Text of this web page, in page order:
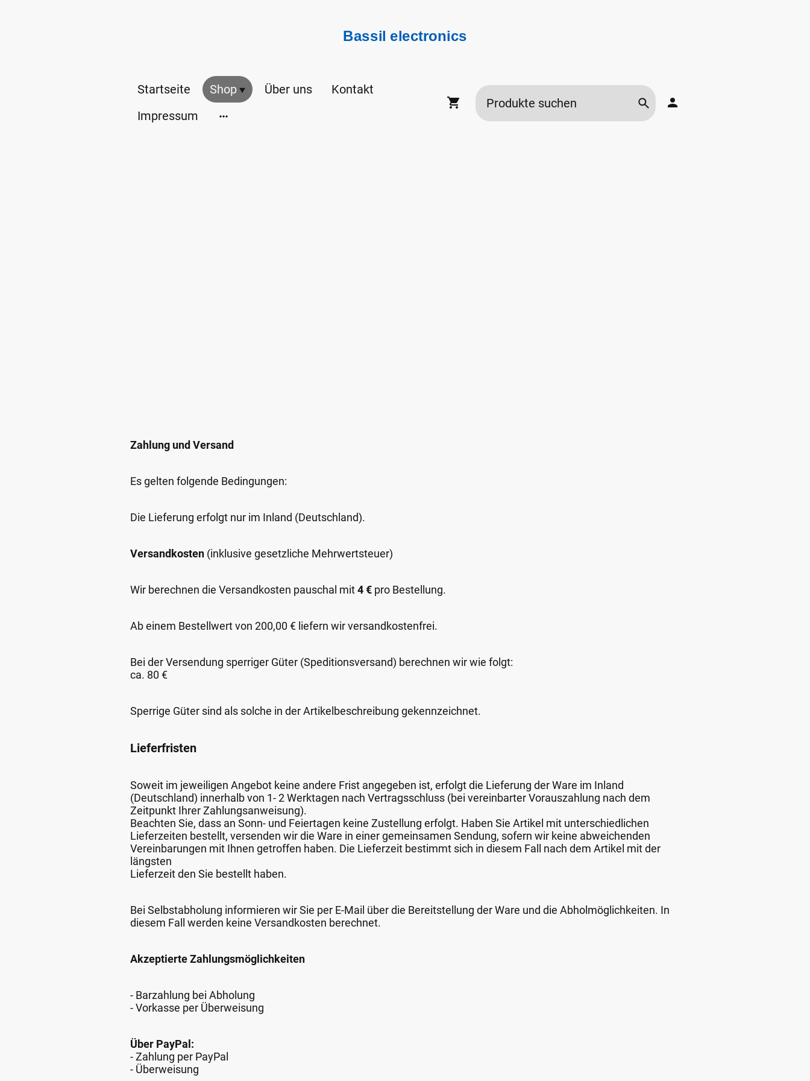
Bassil electronics
Startseite Shop Über uns
Kontakt
Impressum
Zahlung und Versand
Es gelten folgende Bedingungen:
Die Lieferung erfolgt nur im Inland (Deutschland).
Versandkosten (inklusive gesetzliche Mehrwertsteuer)
Wir berechnen die Versandkosten pauschal mit4 € pro Bestellung.
Ab einem Bestellwert von 200,00 € liefern wir versandkostenfrei.
Bei der Versendung sperriger Güter (Speditionsversand) berechnen wir wie folgt:
ca. 80 €
Sperrige Güter sind als solche in der Artikelbeschreibung gekennzeichnet.
Lieferfristen
Soweit im jeweiligen Angebot keine andere Frist angegeben ist, erfolgt die Lieferung der Ware im Inland
(Deutschland) innerhalb von 1- 2 Werktagen nach Vertragsschluss (bei vereinbarter Vorauszahlung nach dem
Zeitpunkt Ihrer Zahlungsanweisung).
Beachten Sie, dass an Sonn- und Feiertagen keine Zustellung erfolgt. Haben Sie Artikel mit unterschiedlichen
Lieferzeiten bestellt, versenden wir die Ware in einer gemeinsamen Sendung, sofern wir keine abweichenden
Vereinbarungen mit Ihnen getroffen haben. Die Lieferzeit bestimmt sich in diesem Fall nach dem Artikel mit der
längsten
Lieferzeit den Sie bestellt haben.
Bei Selbstabholung informieren wir Sie per E-Mail über die Bereitstellung der Ware und die Abholmöglichkeiten. In
diesem Fall werden keine Versandkosten berechnet.
Akzeptierte Zahlungsmöglichkeiten
- Barzahlung bei Abholung
- Vorkasse per Überweisung
Über PayPal:
- Zahlung per PayPal
- Überweisung